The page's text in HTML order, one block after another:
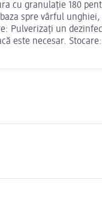
cu granulație 180
spre vârful
Pulverizați un
este necesar.